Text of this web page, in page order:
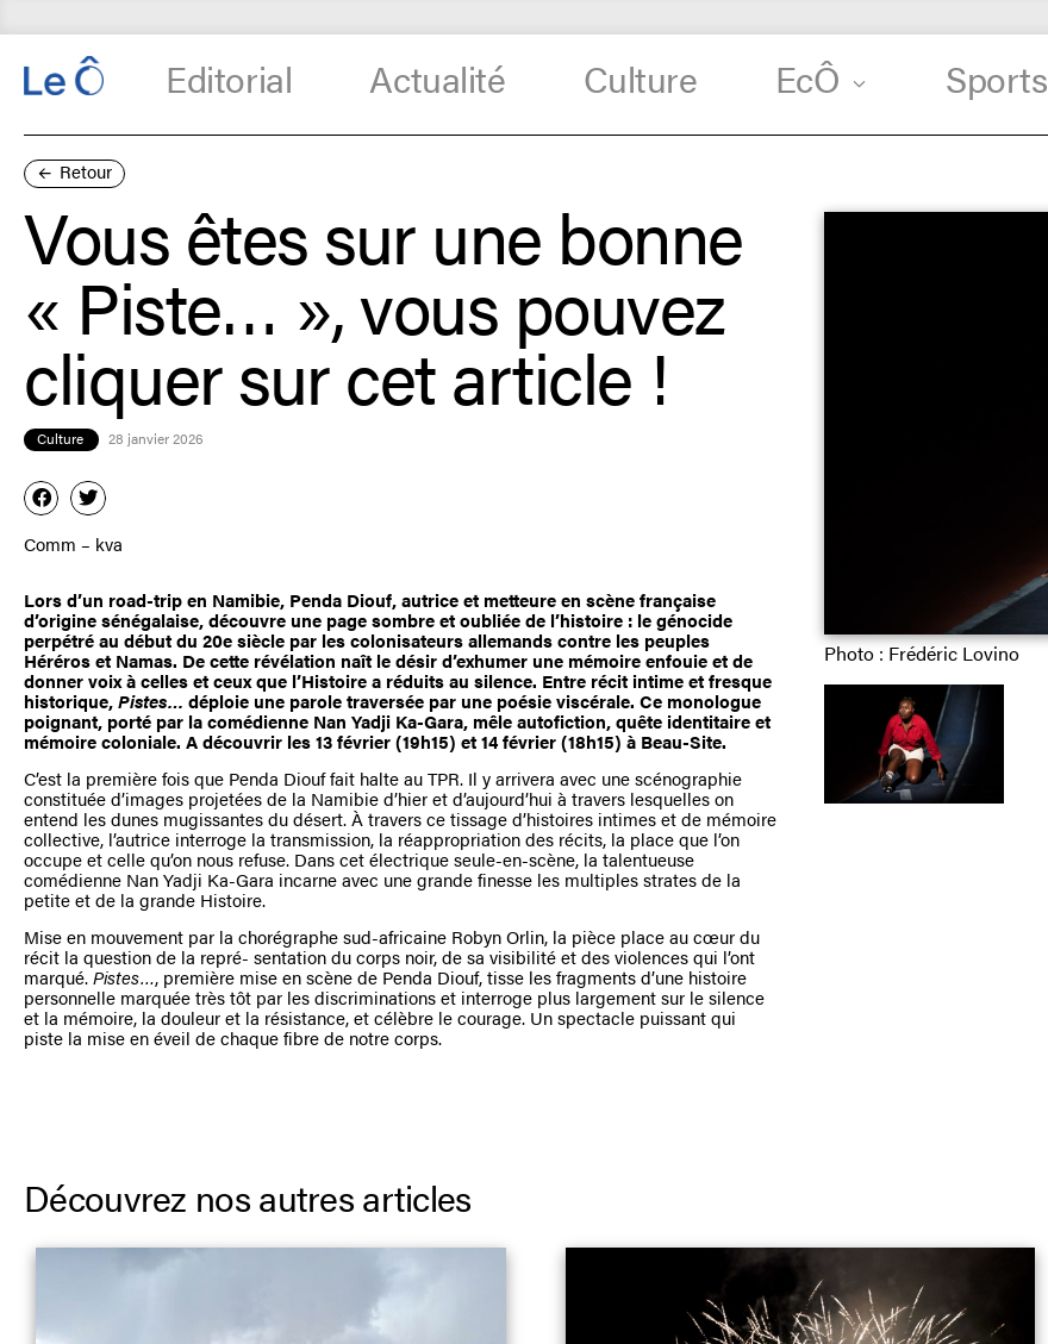
Editorial Actualité Culture EcÔ Sports
Retour
Vous êtes sur une bonne
« Piste… », vous pouvez
cliquer sur cet article !
Culture 28 janvier 2026
Comm – kva
Lors d’un road-trip en Namibie, Penda Diouf, autrice et metteure en scène française
d’origine sénégalaise, découvre une page sombre et oubliée de l’histoire : le génocide
perpétré au début du 20e siècle par les colonisateurs allemands contre les peuples
Héréros et Namas. De cette révélation naît le désir d’exhumer une mémoire enfouie et de
donner voix à celles et ceux que l’Histoire a réduits au silence. Entre récit intime et fresque
historique,Pistes… déploie une parole traversée par une poésie viscérale. Ce monologue
poignant, porté par la comédienne Nan Yadji Ka-Gara, mêle autofiction, quête identitaire et
mémoire coloniale. A découvrir les 13 février (19h15) et 14 février (18h15) à Beau-Site.
C’est la première fois que Penda Diouf fait halte au TPR. Il y arrivera avec une scénographie
constituée d’images projetées de la Namibie d’hier et d’aujourd’hui à travers lesquelles on
entend les dunes mugissantes du désert. À travers ce tissage d’histoires intimes et de mémoire
collective, l’autrice interroge la transmission, la réappropriation des récits, la place que l’on
occupe et celle qu’on nous refuse. Dans cet électrique seule-en-scène, la talentueuse
comédienne Nan Yadji Ka-Gara incarne avec une grande finesse les multiples strates de la
petite et de la grande Histoire.
Mise en mouvement par la chorégraphe sud-africaine Robyn Orlin, la pièce place au cœur du
récit la question de la repré- sentation du corps noir, de sa visibilité et des violences qui l’ont
marqué.Pistes…, première mise en scène de Penda Diouf, tisse les fragments d’une histoire
personnelle marquée très tôt par les discriminations et interroge plus largement sur le silence
et la mémoire, la douleur et la résistance, et célèbre le courage. Un spectacle puissant qui
piste la mise en éveil de chaque fibre de notre corps.
Photo : Frédéric Lovino
Découvrez nos autres articles